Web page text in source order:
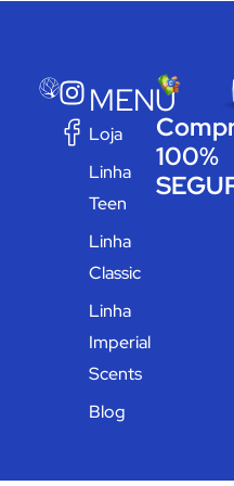
MENU
Loja
Linha
Teen
Linha
Classic
Linha
Imperial
Scents
Blog
100%